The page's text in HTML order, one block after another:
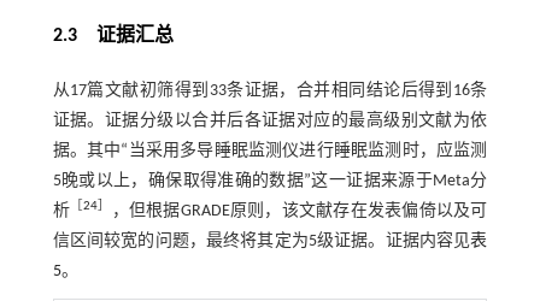
2.3 证据汇总
从17篇文献初筛得到33条证据，合并相同结论后得到16条
证据。证据分级以合并后各证据对应的最高级别文献为依
据。其中“当采用多导睡眠监测仪进行睡眠监测时，应监测
5晚或以上，确保取得准确的数据”这一证据来源于Meta分
析［24］
，但根据GRADE原则，该文献存在发表偏倚以及可
信区间较宽的问题，最终将其定为5级证据。证据内容见表
5。